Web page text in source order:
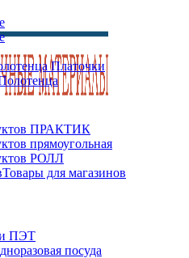
Платочки
ПРАКТИК
прямоугольная
РОЛЛ
Товары для магазинов
ПЭТ
посуда